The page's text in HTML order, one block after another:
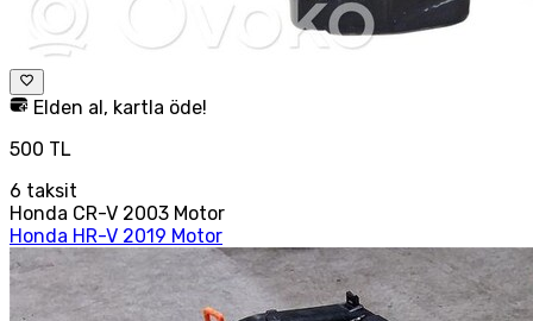
Elden al, kartla öde!
500 TL
6 taksit
Honda CR-V 2003 Motor
Honda HR-V 2019 Motor